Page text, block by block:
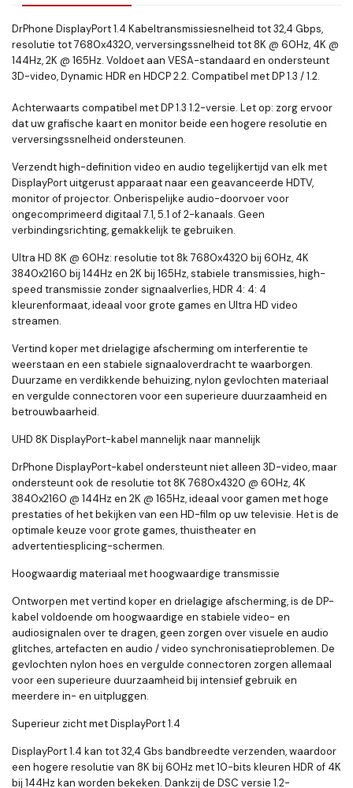
DrPhone DisplayPort 1.4 Kabeltransmissiesnelheid tot 32,4 Gbps,
resolutie tot 7680x4320, verversingssnelheid tot 8K @ 60Hz, 4K @
144Hz, 2K @ 165Hz. Voldoet aan VESA-standaard en ondersteunt
3D-video, Dynamic HDR en HDCP 2.2. Compatibel met DP 1.3 / 1.2.
Achterwaarts compatibel met DP 1.3 1.2-versie. Let op: zorg ervoor
dat uw grafische kaart en monitor beide een hogere resolutie en
verversingssnelheid ondersteunen.
Verzendt high-definition video en audio tegelijkertijd van elk met
DisplayPort uitgerust apparaat naar een geavanceerde HDTV,
monitor of projector. Onberispelijke audio-doorvoer voor
ongecomprimeerd digitaal 7.1, 5.1 of 2-kanaals. Geen
verbindingsrichting, gemakkelijk te gebruiken.
Ultra HD 8K @ 60Hz: resolutie tot 8k 7680x4320 bij 60Hz, 4K
3840x2160 bij 144Hz en 2K bij 165Hz, stabiele transmissies, high-
speed transmissie zonder signaalverlies, HDR 4: 4: 4
kleurenformaat, ideaal voor grote games en Ultra HD video
streamen.
Vertind koper met drielagige afscherming om interferentie te
weerstaan ​​en een stabiele signaaloverdracht te waarborgen.
Duurzame en verdikkende behuizing, nylon gevlochten materiaal
en vergulde connectoren voor een superieure duurzaamheid en
betrouwbaarheid.
UHD 8K DisplayPort-kabel mannelijk naar mannelijk
DrPhone DisplayPort-kabel ondersteunt niet alleen 3D-video, maar
ondersteunt ook de resolutie tot 8K 7680x4320 @ 60Hz, 4K
3840x2160 @ 144Hz en 2K @ 165Hz, ideaal voor gamen met hoge
prestaties of het bekijken van een HD-film op uw televisie. Het is de
optimale keuze voor grote games, thuistheater en
advertentiesplicing-schermen.
Hoogwaardig materiaal met hoogwaardige transmissie
Ontworpen met vertind koper en drielagige afscherming, is de DP-
kabel voldoende om hoogwaardige en stabiele video- en
audiosignalen over te dragen, geen zorgen over visuele en audio
glitches, artefacten en audio / video synchronisatieproblemen. De
gevlochten nylon hoes en vergulde connectoren zorgen allemaal
voor een superieure duurzaamheid bij intensief gebruik en
meerdere in- en uitpluggen.
Superieur zicht met DisplayPort 1.4
DisplayPort 1.4 kan tot 32,4 Gbs bandbreedte verzenden, waardoor
een hogere resolutie van 8K bij 60Hz met 10-bits kleuren HDR of 4K
bij 144Hz kan worden bekeken. Dankzij de DSC versie 1.2-